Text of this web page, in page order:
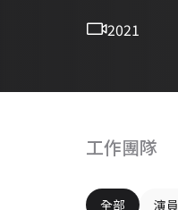
2021
工作團隊
全部 演員